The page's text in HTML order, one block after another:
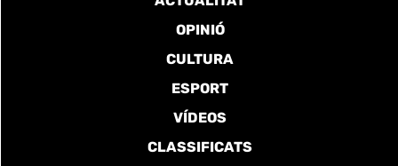
OPINIÓ
CULTURA
ESPORT
VÍDEOS
CLASSIFICATS